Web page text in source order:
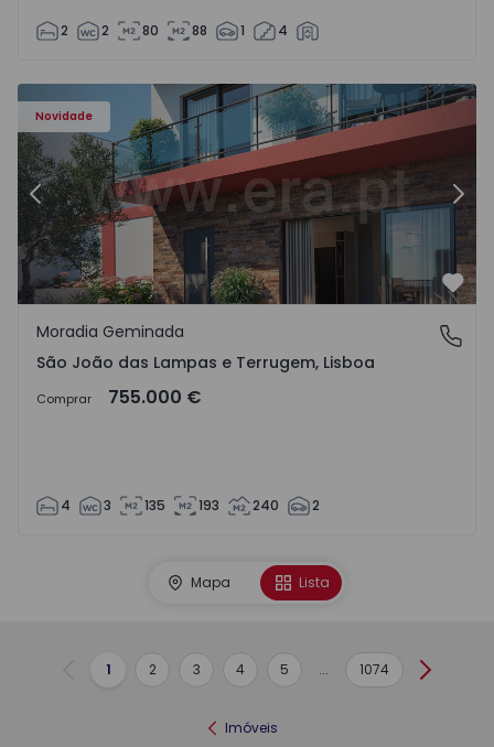
2 2 80 88 1 4
Novidade
Anterior
São João das Lampas e Terrugem, Lisboa
Moradia Geminada
São João das Lampas e Terrugem, Lisboa
Comprar 755.000 €
4 3 135 193 240 2
Mapa Lista
Anterior
1 2 3 4 5 ... 1074
Imóveis